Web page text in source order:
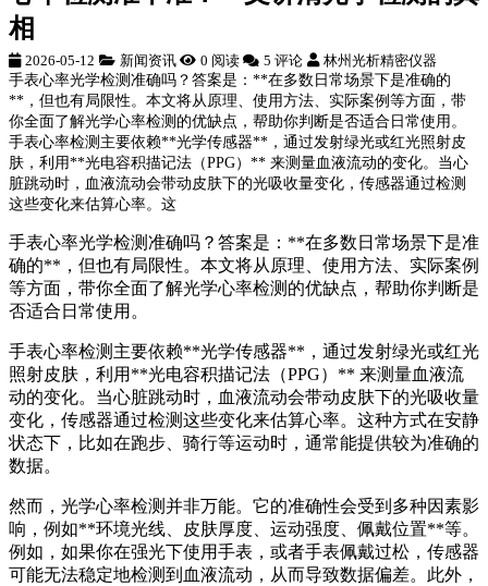
相
2026-05-12 新闻资讯 0 阅读 5 评论 林州光析精密仪器
手表心率光学检测准确吗？答案是：**在多数日常场景下是准确的
**，但也有局限性。本文将从原理、使用方法、实际案例等方面，带
你全面了解光学心率检测的优缺点，帮助你判断是否适合日常使用。
手表心率检测主要依赖**光学传感器**，通过发射绿光或红光照射皮
肤，利用**光电容积描记法（PPG）** 来测量血液流动的变化。当心
脏跳动时，血液流动会带动皮肤下的光吸收量变化，传感器通过检测
这些变化来估算心率。这
手表心率光学检测准确吗？答案是：**在多数日常场景下是准
确的**，但也有局限性。本文将从原理、使用方法、实际案例
等方面，带你全面了解光学心率检测的优缺点，帮助你判断是
否适合日常使用。
手表心率检测主要依赖**光学传感器**，通过发射绿光或红光
照射皮肤，利用**光电容积描记法（PPG）** 来测量血液流
动的变化。当心脏跳动时，血液流动会带动皮肤下的光吸收量
变化，传感器通过检测这些变化来估算心率。这种方式在安静
状态下，比如在跑步、骑行等运动时，通常能提供较为准确的
数据。
然而，光学心率检测并非万能。它的准确性会受到多种因素影
响，例如**环境光线、皮肤厚度、运动强度、佩戴位置**等。
例如，如果你在强光下使用手表，或者手表佩戴过松，传感器
可能无法稳定地检测到血液流动，从而导致数据偏差。此外，